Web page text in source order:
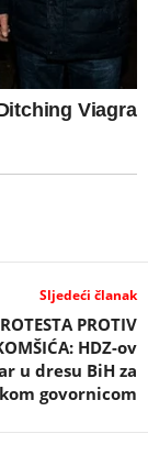
Sljedeći članak
PROTIV
HDZ-ov
u dresu BiH za
govornicom